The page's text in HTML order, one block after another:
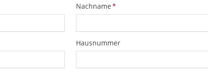
Pflichtfeld
Nachname*
Hausnummer